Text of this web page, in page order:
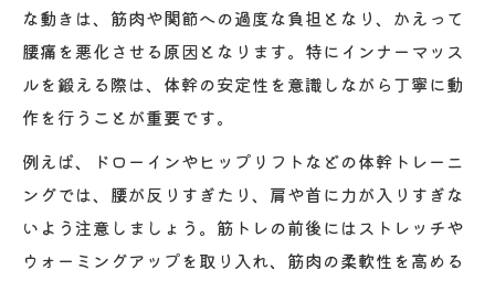
な動きは、筋肉や関節への過度な負担となり、かえって
腰痛を悪化させる原因となります。特にインナーマッス
ルを鍛える際は、体幹の安定性を意識しながら丁寧に動
作を行うことが重要です。
例えば、ドローインやヒップリフトなどの体幹トレーニ
ングでは、腰が反りすぎたり、肩や首に力が入りすぎな
いよう注意しましょう。筋トレの前後にはストレッチや
ウォーミングアップを取り入れ、筋肉の柔軟性を高める